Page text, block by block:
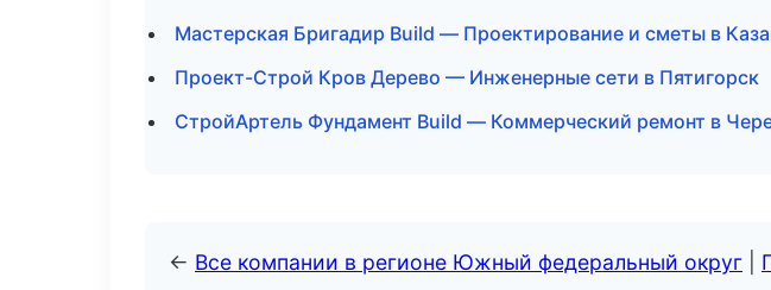
Мастерская Бригадир Build — Проектирование и сметы в
Проект-Строй Кров Дерево — Инженерные сети в Пятигорск
СтройАртель Фундамент Build — Коммерческий ремонт в
← Все компании в регионе Южный федеральный округ